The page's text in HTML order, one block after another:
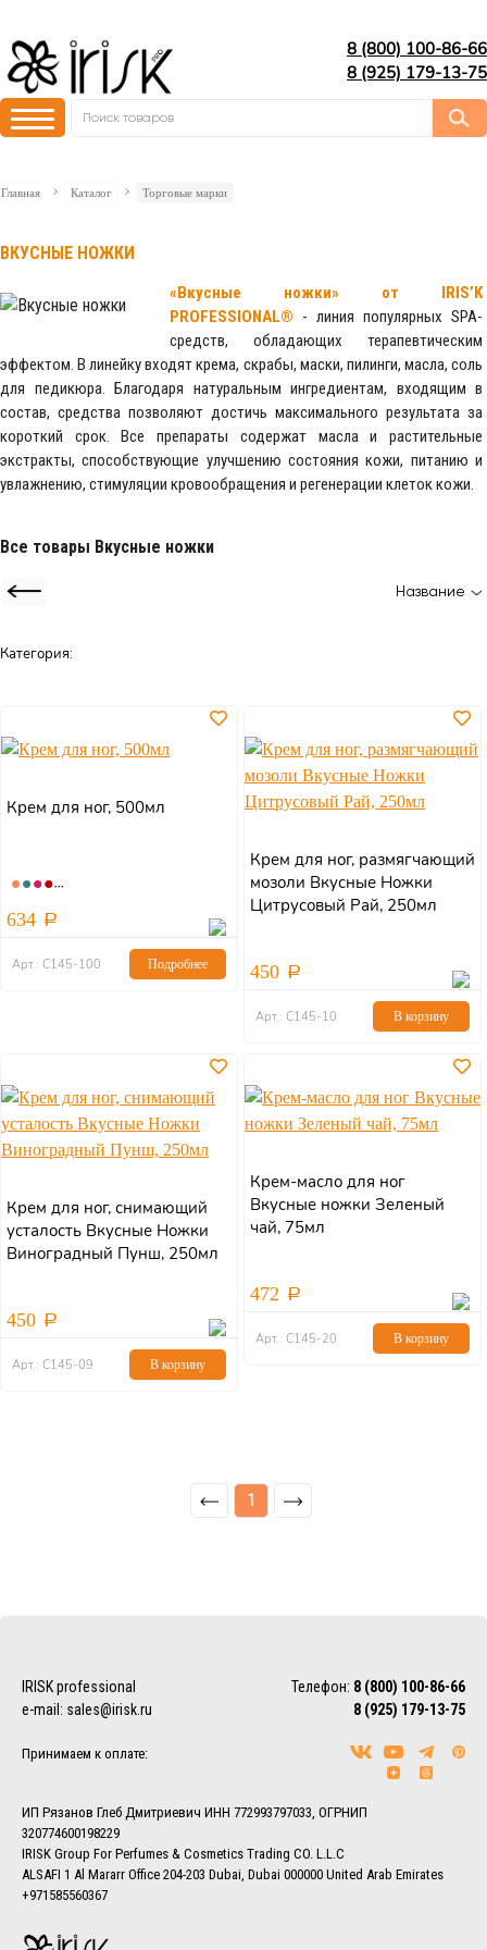
8 (800) 100-86-66
8 (925) 179-13-75
Главная Каталог Торговые марки
ВКУСНЫЕ НОЖКИ
«Вкусные ножки» от IRIS’K
PROFESSIONAL® - линия популярных SPA-
средств, обладающих терапевтическим
эффектом. В линейку входят крема, скрабы, маски, пилинги, масла, соль
для педикюра. Благодаря натуральным ингредиентам, входящим в
состав, средства позволяют достичь максимального результата за
короткий срок. Все препараты содержат масла и растительные
экстракты, способствующие улучшению состояния кожи, питанию и
увлажнению, стимуляции кровообращения и регенерации клеток кожи.
Все товары Вкусные ножки
Название
Категория:
Крем для ног, 500мл
634
Арт.: С145-100 Подробнее
Крем для ног, размягчающий
мозоли Вкусные Ножки
Цитрусовый Рай, 250мл
450
Арт.: С145-10 В корзину
Крем для ног, снимающий
усталость Вкусные Ножки
Виноградный Пунш, 250мл
450
Арт.: С145-09 В корзину
Крем-масло для ног
Вкусные ножки Зеленый
чай, 75мл
472
Арт.: С145-20 В корзину
1
IRISK professional Телефон: 8 (800) 100-86-66
8 (925) 179-13-75
e-mail: sales@irisk.ru
Принимаем к оплате:
ИП Рязанов Глеб Дмитриевич ИНН 772993797033, ОГРНИП
320774600198229
IRISK Group For Perfumes & Cosmetics Trading CO. L.L.C
ALSAFI 1 Al Mararr Office 204-203 Dubai, Dubai 000000 United Arab Emirates
+971585560367